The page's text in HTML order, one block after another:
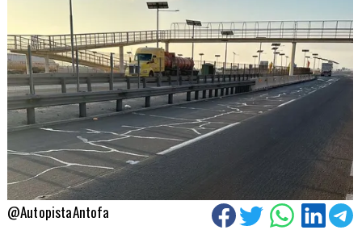
@AutopistaAntofa